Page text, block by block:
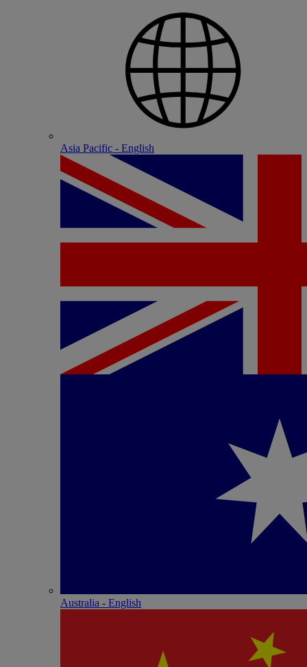
Asia Pacific - English
Australia - English